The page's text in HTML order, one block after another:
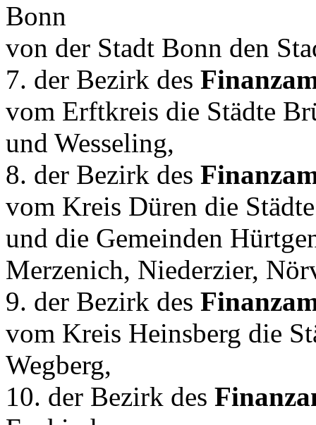
Bonn
von der Stadt Bonn den
7. der Bezirk des
vom Erftkreis die Städte
und Wesseling,
8. der Bezirk des
vom Kreis Düren die
und die Gemeinden
Merzenich, Niederzier,
9. der Bezirk des
vom Kreis Heinsberg die
Wegberg,
10. der Bezirk des